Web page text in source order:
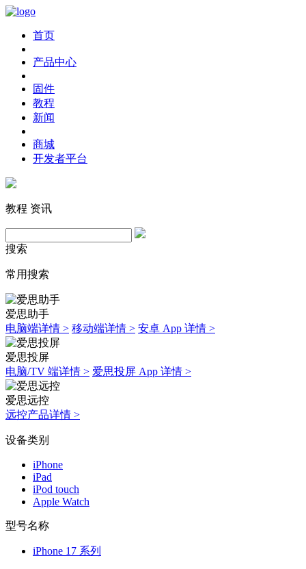
首页
产品中心
固件
教程
新闻
商城
开发者平台
教程 资讯
搜索
常用搜索
爱思助手
电脑端详情 > 移动端详情 > 安卓 App 详情 >
爱思投屏
电脑/TV 端详情 > 爱思投屏 App 详情 >
爱思远控
远控产品详情 >
设备类别
iPhone
iPad
iPod touch
Apple Watch
型号名称
iPhone 17 系列